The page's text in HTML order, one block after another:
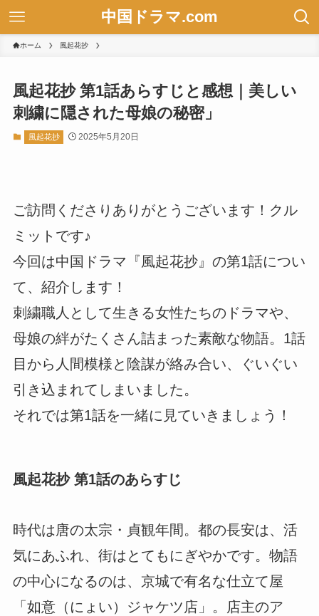
中国ドラマ.com
ホーム 風起花抄
風起花抄 第1話あらすじと感想｜美しい
刺繍に隠された母娘の秘密」
風起花抄 2025年5月20日
ご訪問くださりありがとうございます！クル
ミットです♪
今回は中国ドラマ『風起花抄』の第1話につい
て、紹介します！
刺繍職人として生きる女性たちのドラマや、
母娘の絆がたくさん詰まった素敵な物語。1話
目から人間模様と陰謀が絡み合い、ぐいぐい
引き込まれてしまいました。
それでは第1話を一緒に見ていきましょう！
風起花抄 第1話のあらすじ
時代は唐の太宗・貞観年間。都の長安は、活
気にあふれ、街はとてもにぎやかです。物語
の中心になるのは、京城で有名な仕立て屋
「如意（にょい）ジャケツ店」。店主のア